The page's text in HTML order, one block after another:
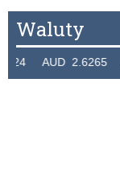
Waluty
2.6265